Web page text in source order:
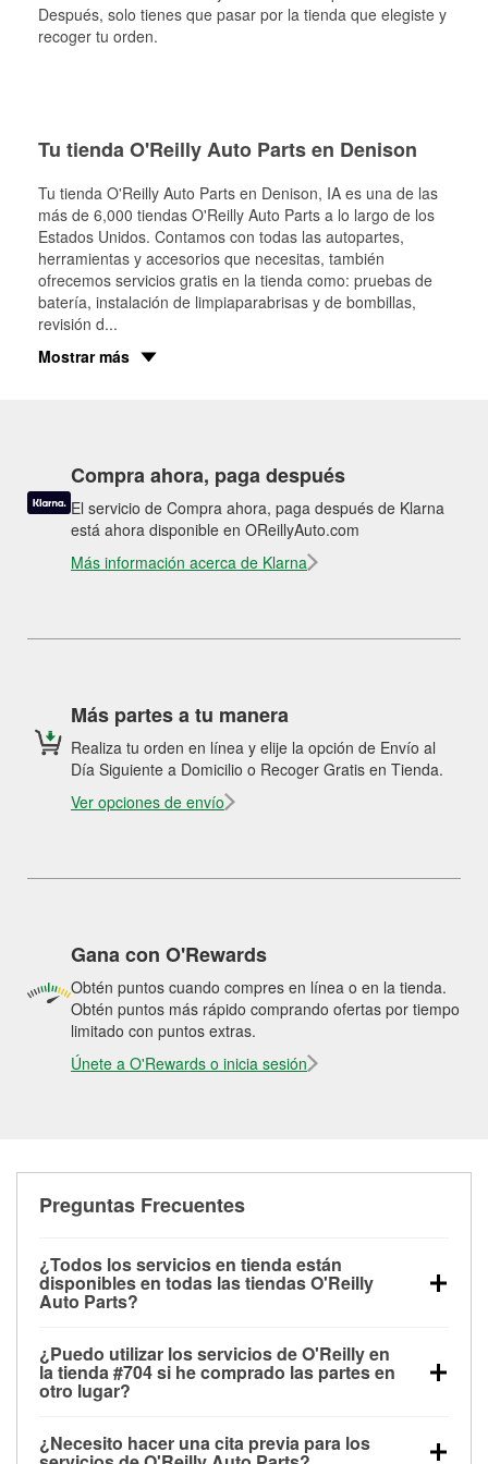
Después, solo tienes que pasar por la tienda que elegiste y
recoger tu orden.
Tu tienda O'Reilly Auto Parts en Denison
Tu tienda O'Reilly Auto Parts en Denison, IA es una de las
más de 6,000 tiendas O'Reilly Auto Parts a lo largo de los
Estados Unidos. Contamos con todas las autopartes,
herramientas y accesorios que necesitas, también
ofrecemos servicios gratis en la tienda como: pruebas de
batería, instalación de limpiaparabrisas y de bombillas,
revisión d...
Mostrar más
Compra ahora, paga después
El servicio de Compra ahora, paga después de Klarna
está ahora disponible en OReillyAuto.com
Más información acerca de Klarna
Más partes a tu manera
Realiza tu orden en línea y elije la opción de Envío al
Día Siguiente a Domicilio o Recoger Gratis en Tienda.
Ver opciones de envío
Gana con O'Rewards
Obtén puntos cuando compres en línea o en la tienda.
Obtén puntos más rápido comprando ofertas por tiempo
limitado con puntos extras.
Únete a O'Rewards o inicia sesión
Preguntas Frecuentes
¿Todos los servicios en tienda están
disponibles en todas las tiendas O'Reilly
Auto Parts?
las pruebas de batería, pruebas de alternador y
motor de arranque, revisión de la luz “Check Engine”
con O'Reilly VeriScan® e instalación de
limpiaparabrisas o bombillas, están disponibles en
todas las tiendas O'Reilly Auto Parts. La tienda
¿Puedo utilizar los servicios de O'Reilly en
la tienda #704 si he comprado las partes en
otro lugar?
de O'Reilly Auto Parts que estén disponibles en la
¿Necesito hacer una cita previa para los